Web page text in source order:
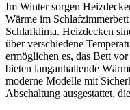
Im Winter sorgen
Wärme im
Schlafklima. Heizdecken
über verschiedene
ermöglichen es, das Bett
bieten langanhaltende
moderne Modelle mit
Abschaltung ausgestattet,